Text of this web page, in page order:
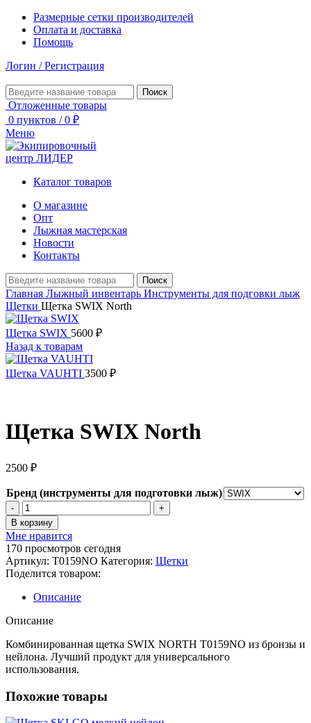
Размерные сетки производителей
Оплата и доставка
Помощь
Логин / Регистрация
Поиск
Отложенные товары
0 пунктов / 0 ₽
Меню
Каталог товаров
О магазине
Опт
Лыжная мастерская
Новости
Контакты
Поиск
Главная Лыжный инвентарь Инструменты для подговки лыж
Щетки Щетка SWIX North
Щетка SWIX 5600 ₽
Назад к товарам
Щетка VAUHTI 3500 ₽
Щетка SWIX North
2500 ₽
Бренд (инструменты для подготовки лыж)
Количество
товара
Щетка
SWIX
North
В корзину
Мне нравится
170 просмотров сегодня
Артикул: T0159NO Категория: Щетки
Поделится товаром:
Описание
Описание
Комбинированная щетка SWIX NORTH T0159NO из бронзы и
нейлона. Лучший продукт для универсального
использования.
Похожие товары